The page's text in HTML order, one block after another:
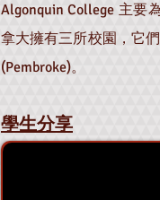
Algonquin College 主要
拿大擁有三所校園，它
(Pembroke)。
學生分享